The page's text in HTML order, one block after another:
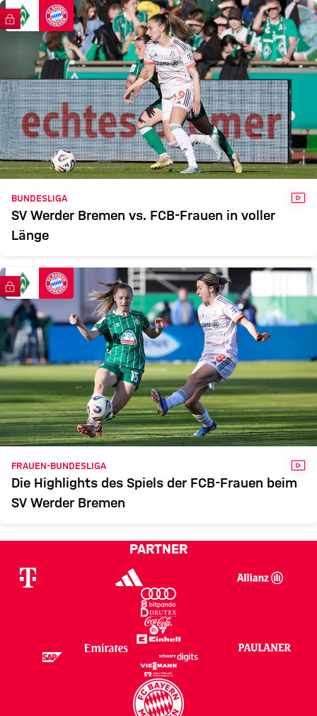
FRAUEN
Zum Spielbericht
FC Bayern TV PLUS
BUNDESLIGA
SV Werder Bremen vs. FCB-Frauen in voller
Länge
FC Bayern TV PLUS
FRAUEN-BUNDESLIGA
Die Highlights des Spiels der FCB-Frauen beim
SV Werder Bremen
PARTNER